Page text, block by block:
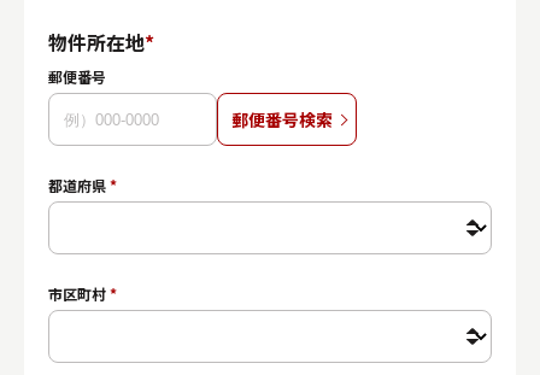
物件所在地*
郵便番号
郵便番号検索
都道府県*
市区町村*